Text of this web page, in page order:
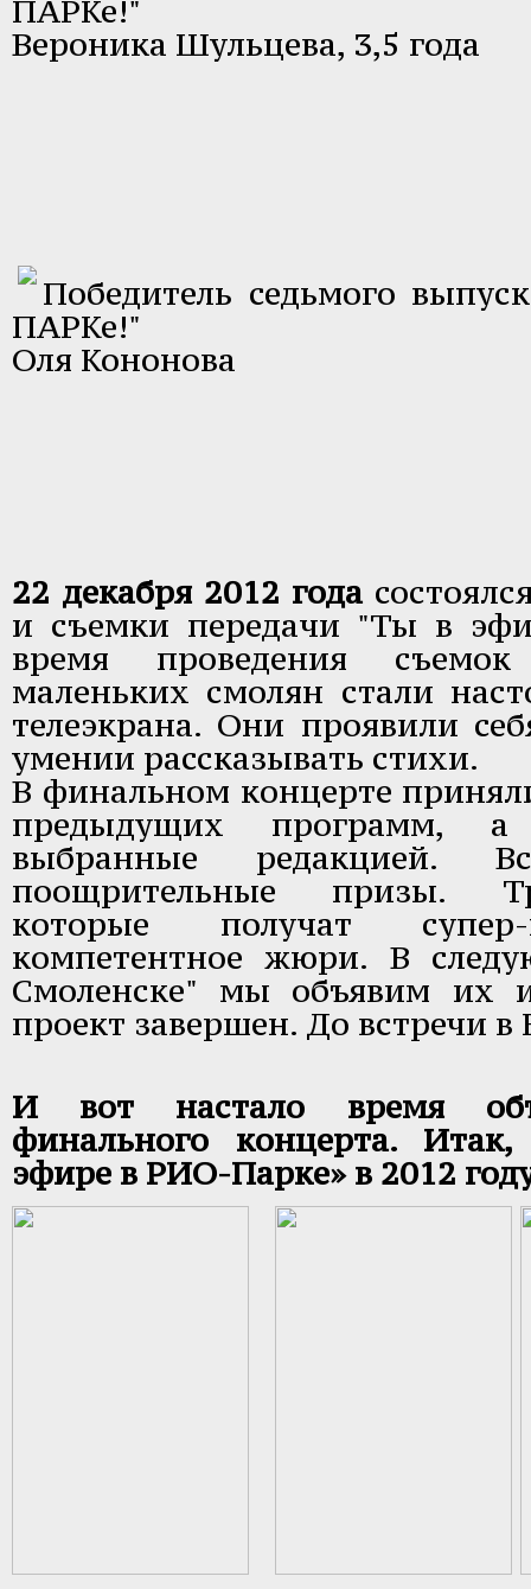
ПАРКе!"
Вероника Шульцева, 3,5 года
Победитель седьмого
ПАРКе!"
Оля Кононова
22 декабря 2012 года
и съемки передачи "Ты в
время проведения
маленьких смолян стали
телеэкрана. Они проявили
умении рассказывать стихи.
В финальном концерте
предыдущих программ, а
выбранные редакцией.
поощрительные призы.
которые получат
компетентное жюри. В
Смоленске" мы объявим их
проект завершен. До встречи
И вот настало время
финального концерта.
эфире в РИО-Парке» в 2012